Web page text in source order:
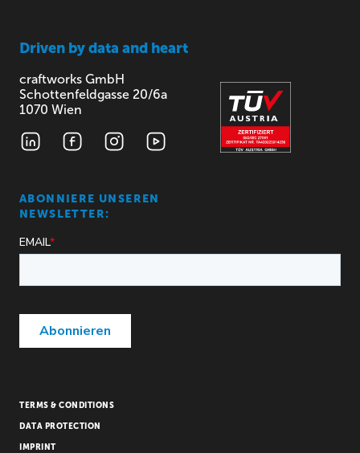
Driven bydata and heart
craftworks GmbH
Schottenfeldgasse 20/6a
1070 Wien
ABONNIERE UNSEREN
NEWSLETTER:
TERMS & CONDITIONS
DATA PROTECTION
IMPRINT